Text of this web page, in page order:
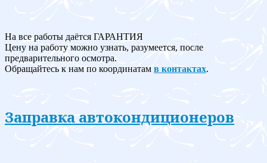
На все работы даётся ГАРАНТИЯ
Цену на работу можно узнать, разумеется, после
предварительного осмотра.
Обращайтесь к нам по координатам в контактах.
Заправка автокондиционеров